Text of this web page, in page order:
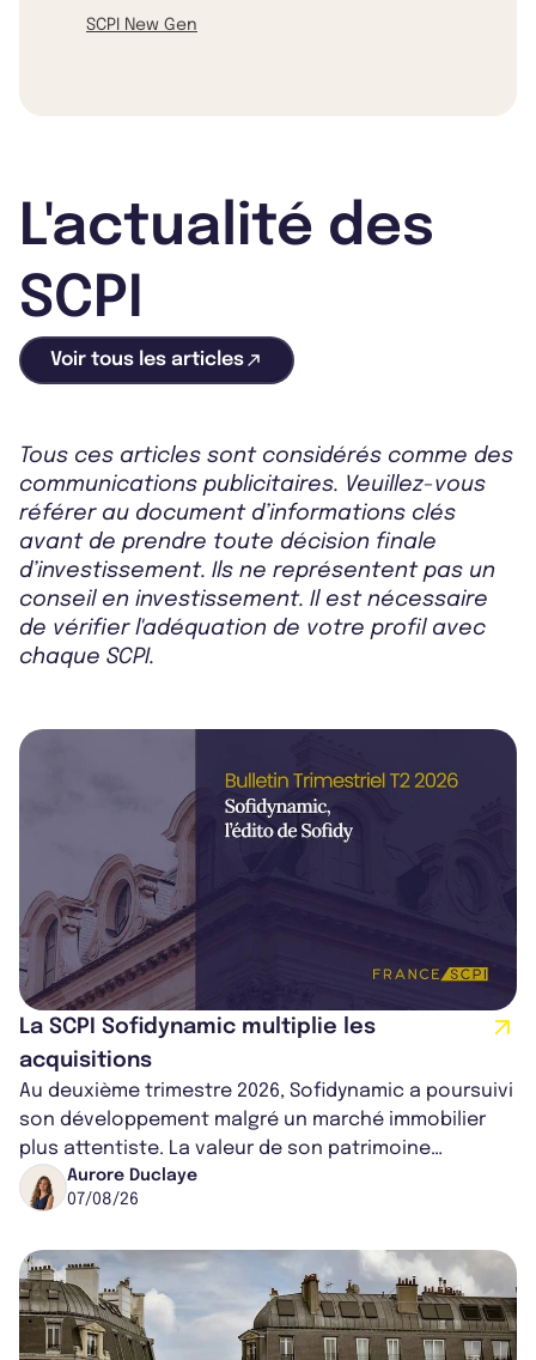
SCPI New Gen
L'actualité des
SCPI
Voir tous les articles
Tous ces articles sont considérés comme des
communications publicitaires. Veuillez-vous
référer au document d’informations clés
avant de prendre toute décision finale
d’investissement. Ils ne représentent pas un
conseil en investissement. Il est nécessaire
de vérifier l'adéquation de votre profil avec
chaque SCPI.
La SCPI Sofidynamic multiplie les
acquisitions
Au deuxième trimestre 2026, Sofidynamic a poursuivi
son développement malgré un marché immobilier
plus attentiste. La valeur de son patrimoine
progresse de 3,8% à périmètre constan...
Aurore Duclaye
07/08/26